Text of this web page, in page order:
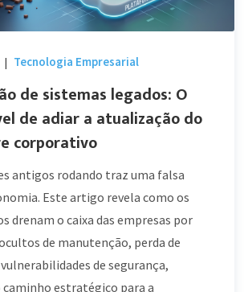
| Tecnologia Empresarial
de sistemas legados: O
de adiar a atualização do
corporativo
antigos rodando traz uma falsa
Este artigo revela como os
drenam o caixa das empresas por
de manutenção, perda de
de segurança,
estratégico para a